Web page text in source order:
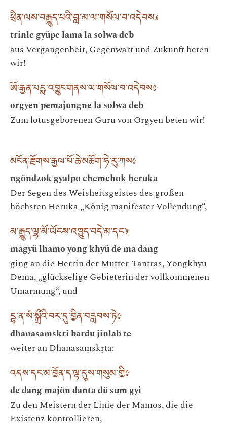
ཕྲིན་ལས་བརྒྱུད་པའི་བླ་མ་ལ་གསོལ་བ་འདེབས༔
trinle gyüpe lama la solwa deb
aus Vergangenheit, Gegenwart und Zukunft beten
wir!
ཨོ་རྒྱན་པདྨ་འབྱུང་གནས་ལ་གསོལ་བ་འདེབས༔
orgyen pemajungne la solwa deb
Zum lotusgeborenen Guru von Orgyen beten wir!
མངོན་རྫོགས་རྒྱལ་པོ་ཆེ་མཆོག་ཧེ་རུ་ཀས༔
ngöndzok gyalpo chemchok heruka
Der Segen des Weisheitsgeistes des großen
höchsten Heruka „König manifester Vollendung“,
མ་རྒྱུད་ལྷ་མོ་ཡོངས་འཁྱུད་བདེ་མ་དང་༔
magyü lhamo yong khyü de ma dang
ging an die Herrin der Mutter-Tantras, Yongkhyu
Dema, „glückselige Gebieterin der vollkommenen
Umarmung“, und
དྷ་ན་སཾ་སྐྲྀའི་བར་དུ་བྱིན་བརླབས་ཏེ༔
dhanasamskri bardu jinlab te
weiter an Dhanasaṃskṛta:
འདས་དང་མ་བྱོན་ད་ལྟ་དུས་གསུམ་གྱི༔
de dang majön danta dü sum gyi
Zu den Meistern der Linie der Mamos, die die
Existenz kontrollieren,